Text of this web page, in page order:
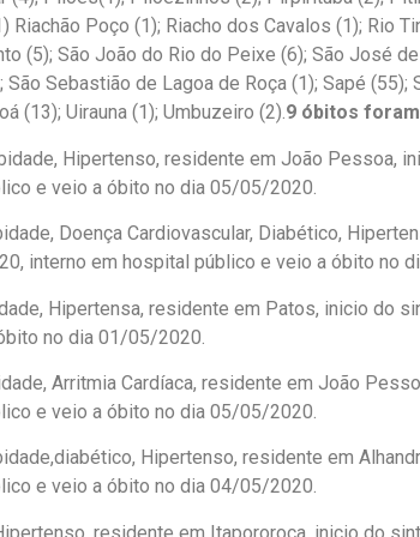
Riachão Poço (1); Riacho dos Cavalos (1); Rio
(5); São João do Rio do Peixe (6); São José
Sebastião de Lagoa de Roça (1); Sapé (55);
(13); Uirauna (1); Umbuzeiro (2).9 óbitos
Hipertenso, residente em João Pessoa,
e veio a óbito no dia 05/05/2020.
Doença Cardiovascular, Diabético,
interno em hospital público e veio a óbito no
Hipertensa, residente em Patos, inicio do
no dia 01/05/2020.
Arritmia Cardíaca, residente em João
e veio a óbito no dia 05/05/2020.
Hipertenso, residente em
e veio a óbito no dia 04/05/2020.